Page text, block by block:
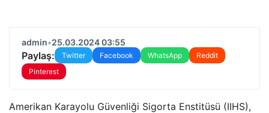
admin•25.03.2024 03:55
Paylaş: Twitter Facebook WhatsApp
Reddit
Pinterest
Amerikan Karayolu Güvenliği Sigorta Enstitüsü (IIHS),